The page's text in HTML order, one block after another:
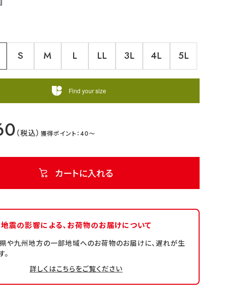
S M L LL 3L 4L 5L
40
カートに入れる
Find your size
地震の影響による、 お荷物のお届けについて
や九州地方の一部地域へのお荷物のお届けに、遅れが生
詳しくはこちらをご覧ください